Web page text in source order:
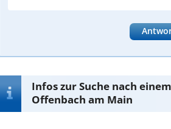
Infos zur Suche nach
Offenbach am Main